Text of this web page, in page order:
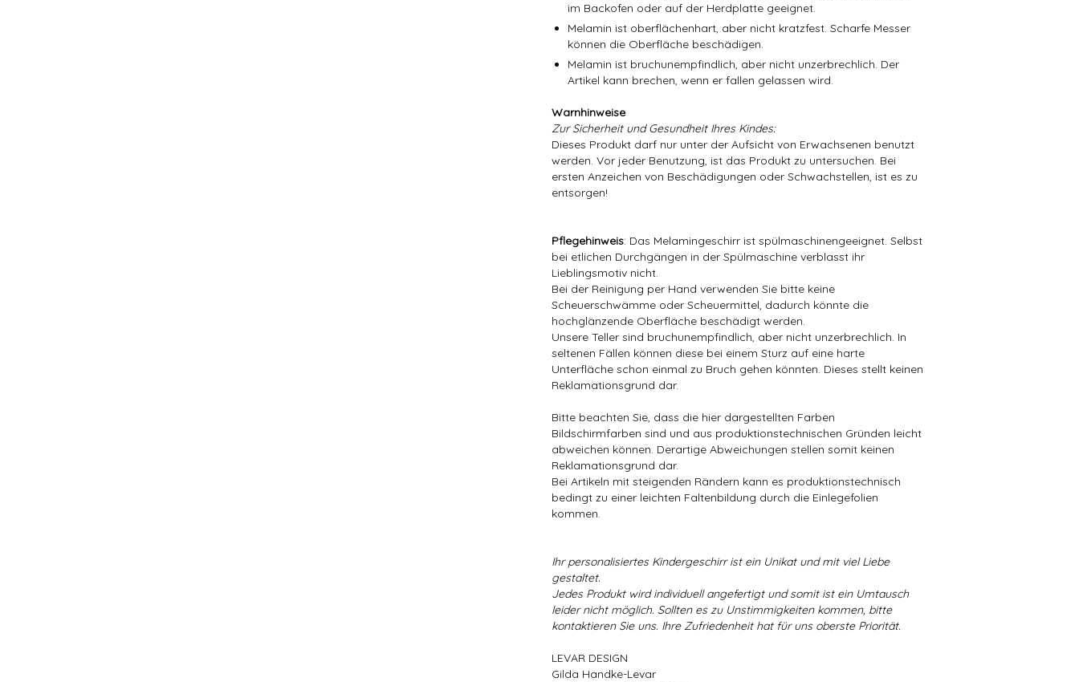
im Backofen oder auf der Herdplatte geeignet.
Melamin ist oberflächenhart, aber nicht kratzfest. Scharfe Messer
können die Oberfläche beschädigen.
Melamin ist bruchunempfindlich, aber nicht unzerbrechlich. Der
Artikel kann brechen, wenn er fallen gelassen wird.
Warnhinweise
Zur Sicherheit und Gesundheit Ihres Kindes:
Dieses Produkt darf nur unter der Aufsicht von Erwachsenen benutzt
werden. Vor jeder Benutzung, ist das Produkt zu untersuchen. Bei
ersten Anzeichen von Beschädigungen oder Schwachstellen, ist es zu
entsorgen!
Pflegehinweis: Das Melamingeschirr ist spülmaschinengeeignet. Selbst
bei etlichen Durchgängen in der Spülmaschine verblasst ihr
Lieblingsmotiv nicht.
Bei der Reinigung per Hand verwenden Sie bitte keine
Scheuerschwämme oder Scheuermittel, dadurch könnte die
hochglänzende Oberfläche beschädigt werden.
Unsere Teller sind bruchunempfindlich, aber nicht unzerbrechlich. In
seltenen Fällen können diese bei einem Sturz auf eine harte
Unterfläche schon einmal zu Bruch gehen könnten. Dieses stellt keinen
Reklamationsgrund dar.
Bitte beachten Sie, dass die hier dargestellten Farben
Bildschirmfarben sind und aus produktionstechnischen Gründen leicht
abweichen können. Derartige Abweichungen stellen somit keinen
Reklamationsgrund dar.
Bei Artikeln mit steigenden Rändern kann es produktionstechnisch
bedingt zu einer leichten Faltenbildung durch die Einlegefolien
kommen.
Ihr personalisiertes Kindergeschirr ist ein Unikat und mit viel Liebe
gestaltet.
Jedes Produkt wird individuell angefertigt und somit ist ein Umtausch
leider nicht möglich. Sollten es zu Unstimmigkeiten kommen, bitte
kontaktieren Sie uns. Ihre Zufriedenheit hat für uns oberste Priorität.
LEVAR DESIGN
Gilda Handke-Levar